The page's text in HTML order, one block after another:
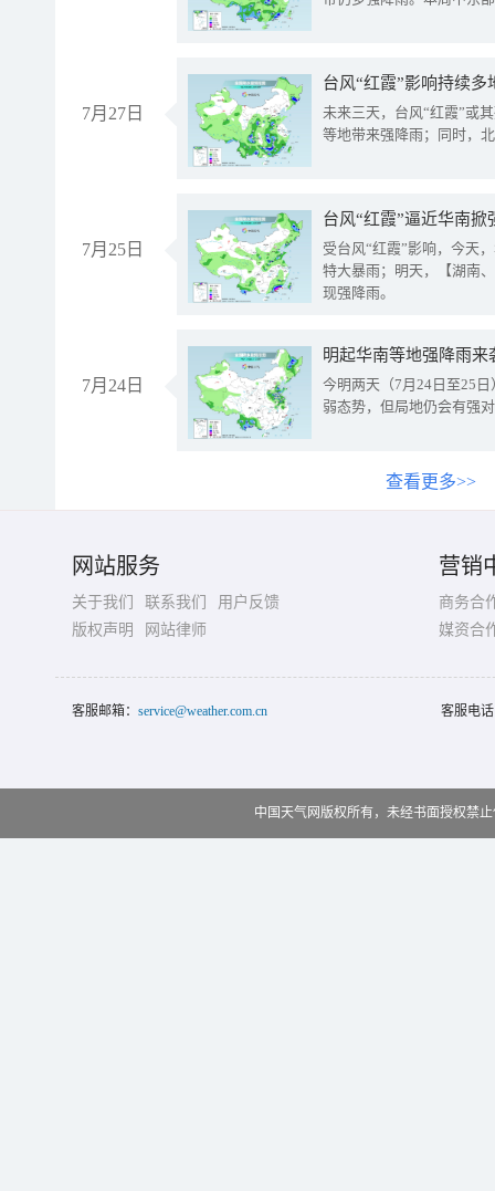
7月27日
台风“红霞”影响持续
未来三天，台风“红霞”或
等地带来强降雨；同时，
7月25日
台风“红霞”逼近华南
受台风“红霞”影响，今天
特大暴雨；明天，【湖南
现强降雨。
7月24日
明起华南等地强降雨
今明两天（7月24日至25
弱态势，但局地仍会有强
查看更多>>
网站服务
关于我们 联系我们
用户反馈
版权声明
网站律师
营销
商务合
媒资合
客服邮箱： service@weather.com.cn 客服电
中国天气网版权所有，未经书面授权